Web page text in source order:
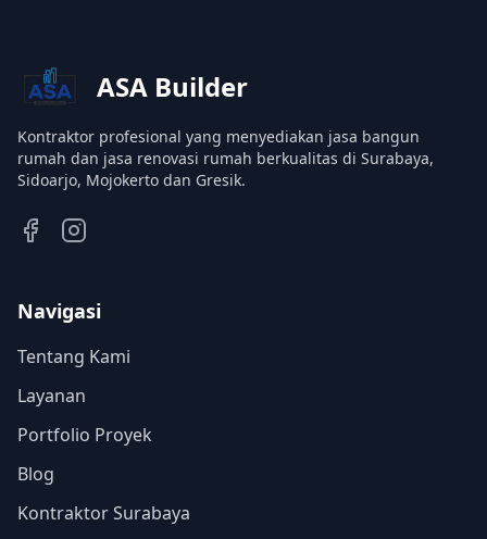
ASA Builder
Kontraktor profesional yang menyediakan jasa bangun
rumah dan jasa renovasi rumah berkualitas di Surabaya,
Sidoarjo, Mojokerto dan Gresik.
Navigasi
Tentang Kami
Layanan
Portfolio Proyek
Blog
Kontraktor Surabaya